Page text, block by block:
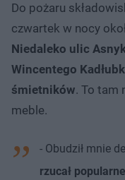
Do pożaru
czwartek w nocy
Niedaleko ulic
Wincentego
śmietników. To tam
meble.
- Obudził mnie
rzucał